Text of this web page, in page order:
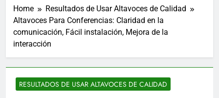
Home
Resultados de Usar Altavoces de Calidad
Altavoces Para Conferencias: Claridad en la
comunicación, Fácil instalación, Mejora de la
interacción
RESULTADOS DE USAR ALTAVOCES DE CALIDAD